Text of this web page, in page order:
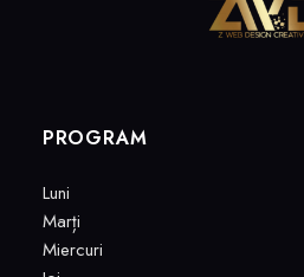
PROGRAM
Luni
Marți
Miercuri